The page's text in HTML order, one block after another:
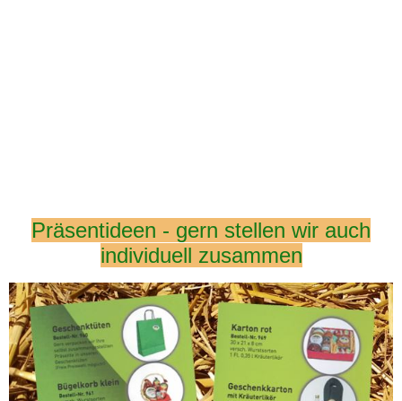
Präsentideen - gern stellen wir auch
individuell zusammen